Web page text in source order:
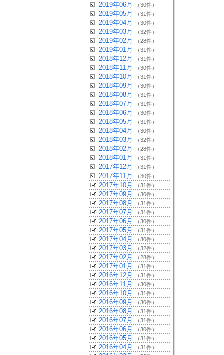
2019年06月 （30件）
2019年05月 （31件）
2019年04月 （30件）
2019年03月 （32件）
2019年02月 （28件）
2019年01月 （31件）
2018年12月 （31件）
2018年11月 （30件）
2018年10月 （31件）
2018年09月 （30件）
2018年08月 （31件）
2018年07月 （31件）
2018年06月 （30件）
2018年05月 （31件）
2018年04月 （30件）
2018年03月 （32件）
2018年02月 （28件）
2018年01月 （31件）
2017年12月 （31件）
2017年11月 （30件）
2017年10月 （31件）
2017年09月 （30件）
2017年08月 （31件）
2017年07月 （31件）
2017年06月 （30件）
2017年05月 （31件）
2017年04月 （30件）
2017年03月 （32件）
2017年02月 （28件）
2017年01月 （31件）
2016年12月 （31件）
2016年11月 （30件）
2016年10月 （31件）
2016年09月 （30件）
2016年08月 （31件）
2016年07月 （31件）
2016年06月 （30件）
2016年05月 （31件）
2016年04月 （31件）